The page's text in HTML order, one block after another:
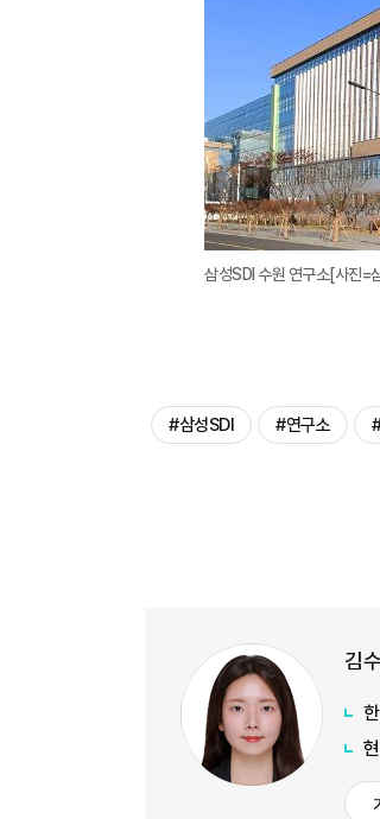
삼성SDI 수원 연구소[사진=
#삼성SDI #연구소
김